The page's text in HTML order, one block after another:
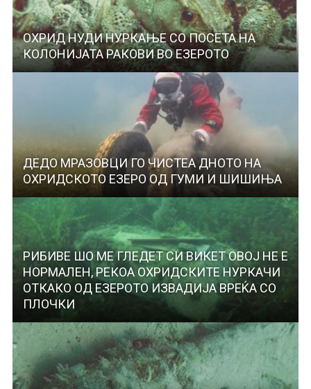
ОХРИД НУДИ НУРКАЊЕ СО ПОСЕТА НА
КОЛОНИЈАТА РАКОВИ ВО ЕЗЕРОТО
ДЕДО МРАЗОВЦИ ГО ЧИСТЕА ДНОТО НА
ОХРИДСКОТО ЕЗЕРО ОД ГУМИ И ШИШИЊА
РИБИВЕ ШО МЕ ГЛЕДЕТ СИ ВИКЕТ ОВОЈ НЕ Е
НОРМАЛЕН, РЕКОА ОХРИДСКИТЕ НУРКАЧИ
ОТКАКО ОД ЕЗЕРОТО ИЗВАДИЈА ВРЕЌА СО
ПЛОЧКИ